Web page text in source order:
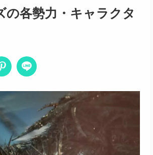
各勢力・キャラクタ